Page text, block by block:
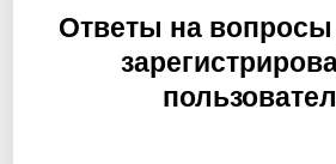
Ответы на